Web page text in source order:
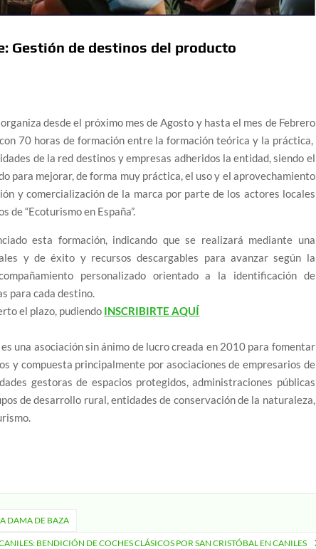
Gestión de destinos del producto
desde el próximo mes de Agosto y hasta el mes de Febrero
70 horas de formación entre la formación teórica y la práctica,
de la red destinos y empresas adheridos la entidad, siendo el
para mejorar, de forma muy práctica, el uso y el aprovechamiento
y comercialización de la marca por parte de los actores locales
“Ecoturismo en España”.
esta formación, indicando que se realizará mediante una
y de éxito y recursos descargables para avanzar según la
personalizado orientado a la identificación de
para cada destino.
el plazo, pudiendo INSCRIBIRTE AQUÍ
una asociación sin ánimo de lucro creada en 2010 para fomentar
y compuesta principalmente por asociaciones de empresarios de
gestoras de espacios protegidos, administraciones públicas
de desarrollo rural, entidades de conservación de la naturaleza,
DAMA DE BAZA
BENDICIÓN DE COCHES CLÁSICOS POR SAN CRISTÓBAL EN CANILES